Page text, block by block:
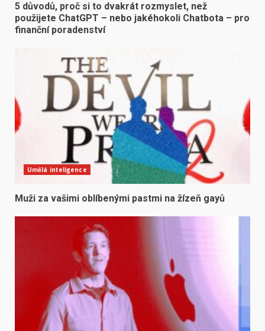
5 důvodů, proč si to dvakrát rozmyslet, než
použijete ChatGPT – nebo jakéhokoli Chatbota – pro
finanční poradenství
Umělá inteligence
Muži za vašimi oblíbenými pastmi na žízeň gayů